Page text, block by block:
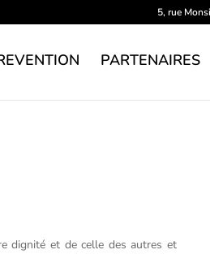
5, rue
PARTENAIRES
dignité et de celle des autres et